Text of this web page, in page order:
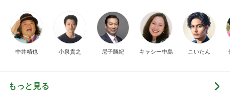
中井精也 小泉貴之 尼子勝紀 キャシー中島 こいたん
もっと見る